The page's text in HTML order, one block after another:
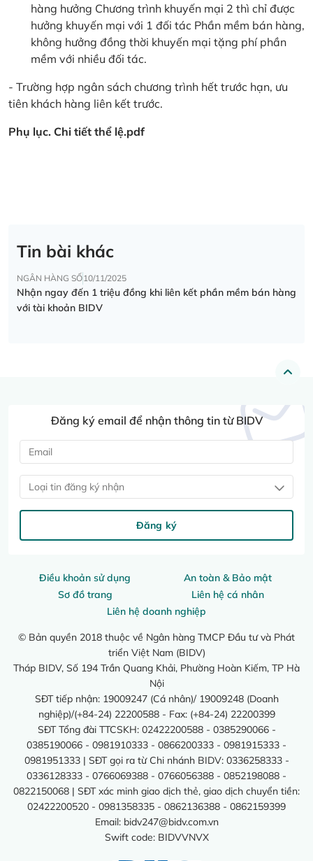
hàng hưởng Chương trình khuyến mại 2 thì chỉ được
hưởng khuyến mại với 1 đối tác Phần mềm bán hàng,
không hưởng đồng thời khuyến mại tặng phí phần
mềm với nhiều đối tác.
- Trường hợp ngân sách chương trình hết trước hạn, ưu
tiên khách hàng liên kết trước.
Phụ lục. Chi tiết thể lệ.pdf
Tin bài khác
NGÂN HÀNG SỐ10/11/2025
Nhận ngay đến 1 triệu đồng khi liên kết phần mềm bán hàng
với tài khoản BIDV
Điều khoản sử dụng
An toàn & Bảo mật
Sơ đồ trang
Liên hệ cá nhân
Liên hệ doanh nghiệp
© Bản quyền 2018 thuộc về Ngân hàng TMCP Đầu tư và Phát
triển Việt Nam (BIDV)
Tháp BIDV, Số 194 Trần Quang Khải, Phường Hoàn Kiếm, TP Hà
Nội
SĐT tiếp nhận: 19009247 (Cá nhân)/ 19009248 (Doanh
nghiệp)/(+84-24) 22200588 - Fax: (+84-24) 22200399
SĐT Tổng đài TTCSKH: 02422200588 - 0385290066 -
0385190066 - 0981910333 - 0866200333 - 0981915333 -
0981951333 | SĐT gọi ra từ Chi nhánh BIDV: 0336258333 -
0336128333 - 0766069388 - 0766056388 - 0852198088 -
0822150068 | SĐT xác minh giao dịch thẻ, giao dịch chuyển tiền:
02422200520 - 0981358335 - 0862136388 - 0862159399
Email: bidv247@bidv.com.vn
Swift code: BIDVVNVX
Đăng ký email để nhận thông tin từ BIDV
Loại tin đăng ký nhận
Đăng ký